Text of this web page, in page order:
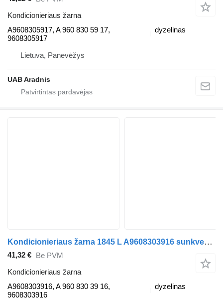
Kondicionieriaus žarna
A9608305917, A 960 830 59 17,
9608305917
dyzelinas
Lietuva, Panevėžys
UAB Aradnis
Kondicionieriaus žarna 1845 L A9608303916 sunkvežimio Mercedes-Benz ACTROS MP4
41,32 € Be PVM
Kondicionieriaus žarna
A9608303916, A 960 830 39 16,
9608303916
dyzelinas